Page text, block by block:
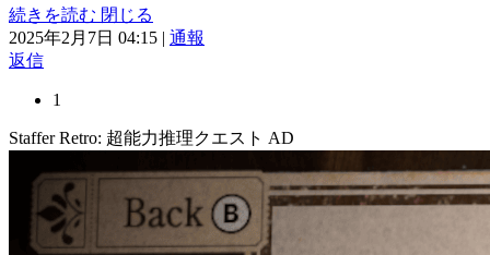
続きを読む 閉じる
2025年2月7日 04:15 | 通報
返信
1
Staffer Retro: 超能力推理クエスト AD